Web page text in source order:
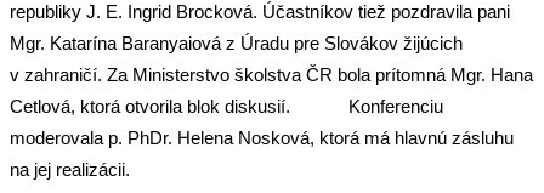
republiky J. E. Ingrid Brocková. Účastníkov tiež pozdravila pani
Mgr. Katarína Baranyaiová z Úradu pre Slovákov žijúcich
v zahraničí. Za Ministerstvo školstva ČR bola prítomná Mgr. Hana
Cetlová, ktorá otvorila blok diskusií. Konferenciu
moderovala p. PhDr. Helena Nosková, ktorá má hlavnú zásluhu
na jej realizácii.